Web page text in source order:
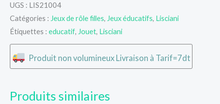
UGS : LIS21004
Catégories : Jeux de rôle filles, Jeux éducatifs, Lisciani
Étiquettes : educatif, Jouet, Lisciani
Produit non volumineux Livraison à Tarif=7dt
Produits similaires